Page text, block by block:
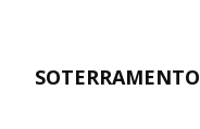
SOTERRAMENTO